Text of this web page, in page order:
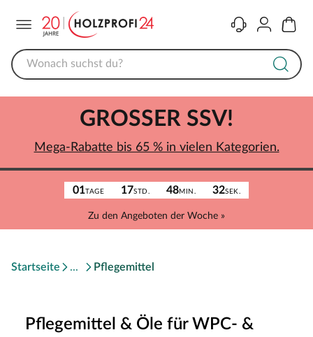
KontaktKonto
01TAGE 17STD. 48MIN. 32SEK.
Zu den Angeboten der Woche »
GROSSER SSV!
Mega-Rabatte bis 65 % in vielen Kategorien.
Startseite Pflegemittel
Pflegemittel & Öle für WPC- &